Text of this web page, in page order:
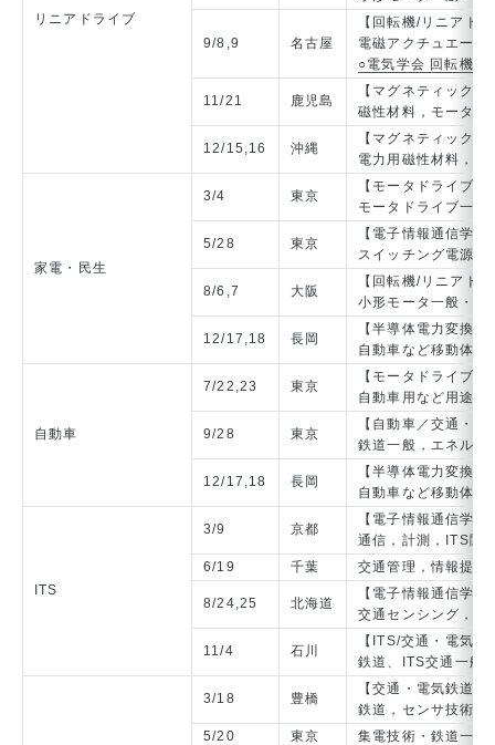
リニアドライブ
9/8,9 名古屋
【回転機/リニアド
電磁アクチュエー
○電気学会 回転機
11/21 鹿児島
【マグネティック
磁性材料，モータド
12/15,16 沖縄
【マグネティック
電力用磁性材料，
家電・民生
3/4 東京
【モータドライブ/
モータドライブ一
5/28 東京
【電子情報通信学
スイッチング電源
8/6,7 大阪
【回転機/リニアド
小形モータ一般・永
12/17,18 長岡
【半導体電力変換
自動車など移動体
自動車
7/22,23 東京
【モータドライブ/
自動車用など用途
9/28 東京
【自動車／交通・
鉄道一般，エネルギ
12/17,18 長岡
【半導体電力変換
自動車など移動体
ITS
3/9 京都
【電子情報通信学
通信，計測，ITS関
6/19
千葉 交通管理，情報提供
8/24,25 北海道
【電子情報通信学
交通センシング，通
11/4 石川
【ITS/交通・電気鉄
鉄道、ITS交通一般
3/18 豊橋
【交通・電気鉄道
鉄道，センサ技術一
5/20
東京 集電技術・鉄道一般